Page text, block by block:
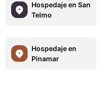
Hospedaje en San
Telmo
Hospedaje en
Pinamar